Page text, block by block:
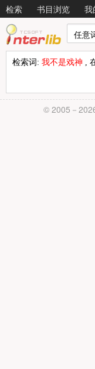
检索 书目浏览 我
检索词: 我不是戏神 ,
© 2005－